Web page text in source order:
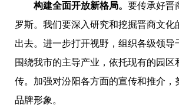
构建全面开放新格局。 要传承好晋
罗斯。我们要深入研究和挖掘晋商文
出去。 进一步打开视野，组织各级领
围绕我市的主导产业，依托现有的园
传。 加强对汾阳各方面的宣传和推介
品牌形象。